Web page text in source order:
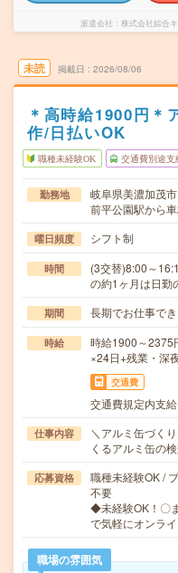
派遣会社 株式会社綜合
未読 掲載日 2026/08/06
＊高時給1900円＊
作/日払いOK
職種未経験OK 交通費別途支
勤務地
岐阜県美濃加茂市
前平公園駅から
曜日頻度 シフト制
時間
(3交替)8:00～
の約1ヶ月は日
期間 長期でお仕事で
時給
時給1900～
×24日+残業・深
交通費
交通費規定内支給
仕事内容
＼アルミ缶づく
くるアルミ缶の
応募資格
職種未経験OK /
不要
◆未経験OK！〇
で気軽にオンラ
職場の雰囲気